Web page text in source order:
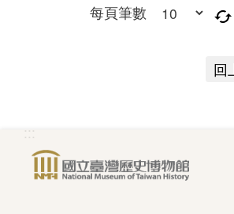
每頁筆數
回
:::